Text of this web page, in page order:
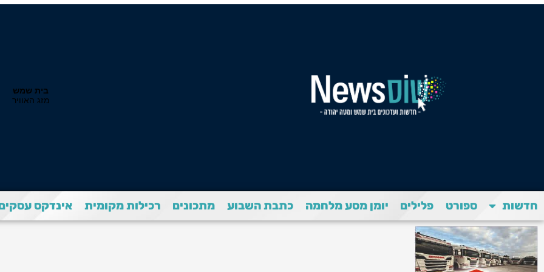
חדשות ספורט פלילים יומן מסע מלחמה כתבת השבוע מתכונים רכילות מקומית אינדקס